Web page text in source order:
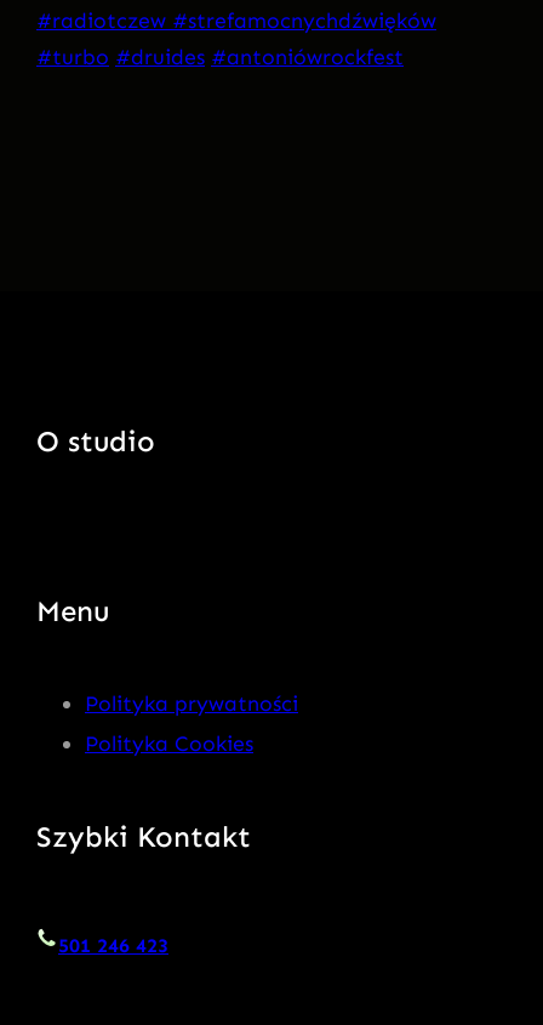
#radiotczew #strefamocnychdźwięków
#turbo #druides #antoniówrockfest
O studio
Menu
Polityka prywatności
Polityka Cookies
Szybki Kontakt
501 246 423